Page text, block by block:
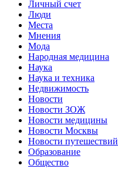
Личный счет
Люди
Места
Мнения
Мода
Народная медицина
Наука
Наука и техника
Недвижимость
Новости
Новости ЗОЖ
Новости медицины
Новости Москвы
Новости путешествий
Образование
Общество